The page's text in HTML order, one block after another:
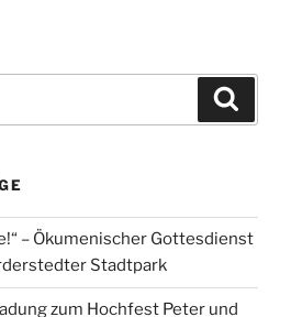
– Ökumenischer Gottesdienst
Stadtpark
zum Hochfest Peter und